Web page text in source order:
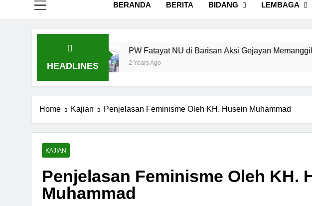
BERANDA BERITA BIDANG LEMBAGA
HEADLINES
PW Fatayat NU di Barisan Aksi Gejayan Memanggil : Do’a
2 Years Ago
Home Kajian Penjelasan Feminisme Oleh KH. Husein Muhammad
KAJIAN
Penjelasan Feminisme Oleh KH.
Muhammad